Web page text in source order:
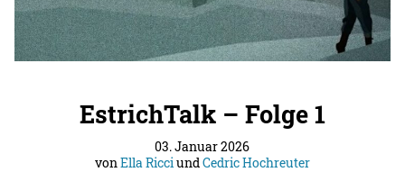
EstrichTalk – Folge 1
03. Januar 2026
vonElla RicciundCedric Hochreuter